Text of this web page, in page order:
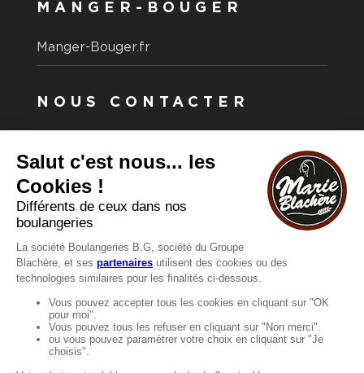
MANGER-BOUGER
Manger-Bouger.fr
NOUS CONTACTER
Vous souhaitez nous contacter ?
Consultez notre FAQ.
FAQ
Recrutement
MENTIONS
Mentions légales